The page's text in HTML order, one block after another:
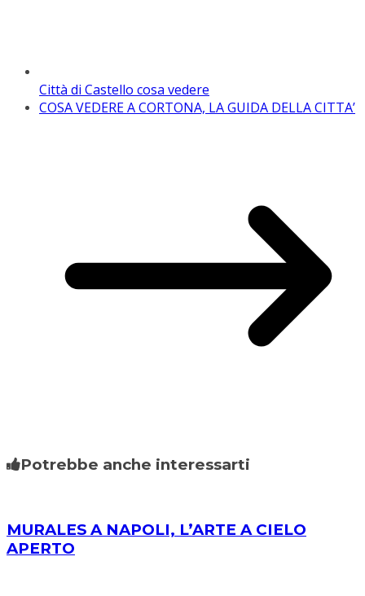
Città di Castello cosa vedere
COSA VEDERE A CORTONA, LA GUIDA DELLA CITTA’
Potrebbe anche interessarti
MURALES A NAPOLI, L’ARTE A CIELO
APERTO